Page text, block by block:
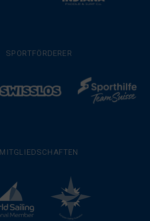
SPORTFÖRDERER
MITGLIEDSCHAFTEN